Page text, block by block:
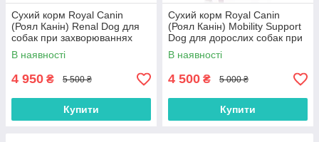
Сухий корм Royal Canin
(Роял Канін) Renal Dog для
собак при захворюваннях
нирок 14 кг
В наявності
4 950 ₴ 5 500 ₴
Купити
Сухий корм Royal Canin
(Роял Канін) Mobility Support
Dog для дорослих собак при
захворюваннях опорно-
рухового апарату 12 кг
В наявності
4 500 ₴ 5 000 ₴
Купити